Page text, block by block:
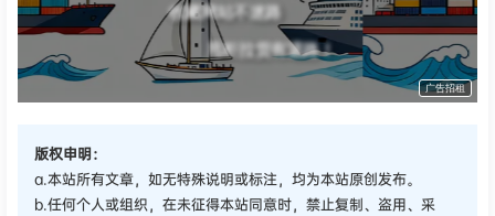
收藏网站不迷路
甩柜拉货有退路！
广告招租
版权申明：
a.本站所有文章，如无特殊说明或标注，均为本站原创发布。
b.任何个人或组织，在未征得本站同意时，禁止复制、盗用、采